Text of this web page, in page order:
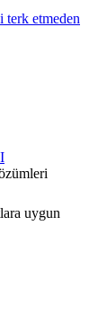
terk etmeden
uygun